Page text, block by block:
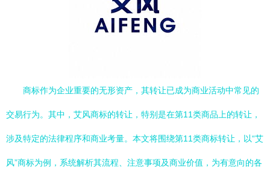
商标作为企业重要的无形资产，其转让已成为商业活动中常见的
交易行为。其中，艾风商标的转让，特别是在第11类商品上的转让，
涉及特定的法律程序和商业考量。本文将围绕第11类商标转让，以“艾
风”商标为例，系统解析其流程、注意事项及商业价值，为有意向的各